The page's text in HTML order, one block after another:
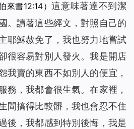
伯來書12:14）這意味著達不到潔
。讀著這些經文，對照自己的
耶穌赦免了，我也努力地嘗試
很容易對別人發火。我是開店
我賣的東西不如別人的便宜，
務，我都會很生氣。在家裡，
間搞得比較髒，我也會忍不住
後，我都感到特別後悔，我是